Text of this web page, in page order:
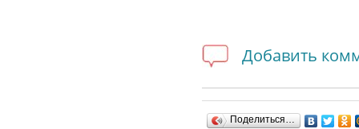
Добавить
Поделиться…